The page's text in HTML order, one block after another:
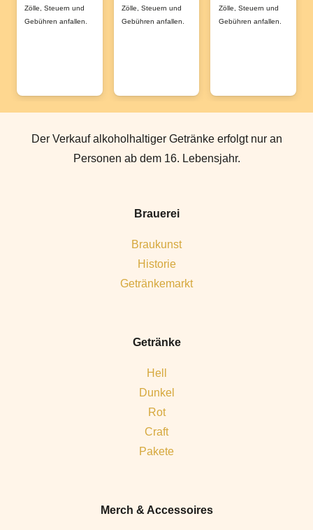
Zölle, Steuern und
Gebühren anfallen.
Zölle, Steuern und
Gebühren anfallen.
Zölle, Steuern und
Gebühren anfallen.
Der Verkauf alkoholhaltiger Getränke erfolgt nur an
Personen ab dem 16. Lebensjahr.
Brauerei
Braukunst
Historie
Getränkemarkt
Getränke
Hell
Dunkel
Rot
Craft
Pakete
Merch & Accessoires